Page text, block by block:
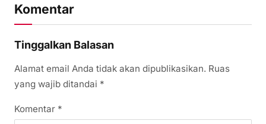
Komentar
Tinggalkan Balasan
Alamat email Anda tidak akan dipublikasikan. Ruas
yang wajib ditandai *
Komentar *